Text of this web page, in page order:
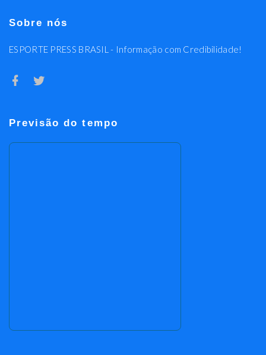
Sobre nós
ESPORTE PRESS BRASIL - Informação com Credibilidade!
Previsão do tempo